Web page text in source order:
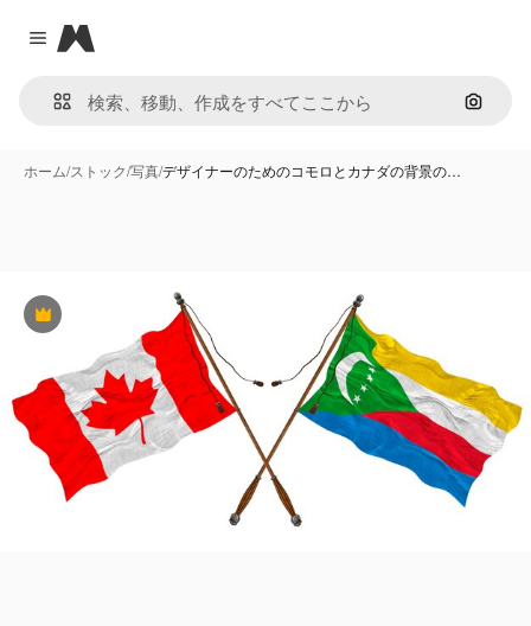
Close menu
Magnific
画像で
ホーム/ストック/写真/デザイナーのためのコモロとカナダの背景の…
Premium